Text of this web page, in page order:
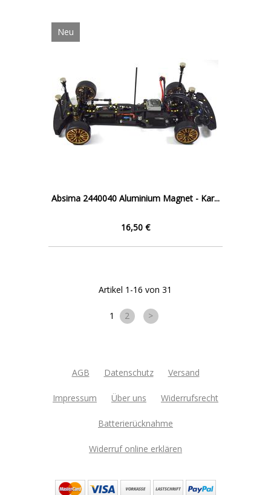
Neu
Absima 2440040 Aluminium Magnet - Kar...
16,50 €
Artikel 1-16 von 31
1 2 >
AGB Datenschutz Versand
Impressum Über uns Widerrufsrecht
Batterierücknahme
Widerruf online erklären